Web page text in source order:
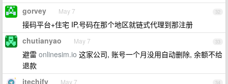
32
gorvey May 7
接码平台+住宅 IP,号码在那个地区就链式代理到那注册
33
chutianyao May 7
避雷 onlinesim.io 这家公司, 账号一个月没用自动删除, 余额不给
退款
itechify May 7